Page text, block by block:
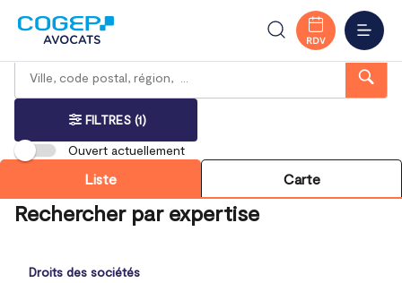
MENU
RDV
Accueil Trouver votre bureau
Centre-Val de Loire
Eure-et-Loir
Rechercher
Veuillez
renseigner
adresse
{{count}}
résultat(s)
FILTRES (1)
Ouvert actuellement
Liste Carte
Rechercher par expertise
Droits des sociétés